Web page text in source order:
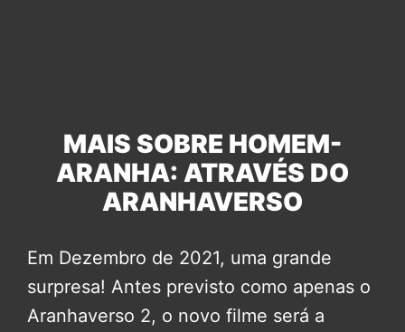
MAIS SOBRE HOMEM-
ARANHA: ATRAVÉS DO
ARANHAVERSO
Em Dezembro de 2021, uma grande
surpresa! Antes previsto como apenas o
Aranhaverso 2, o novo filme será a